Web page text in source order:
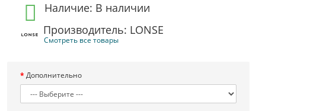
Наличие: В наличии
Производитель: LONSE
Смотреть все товары
Дополнительно